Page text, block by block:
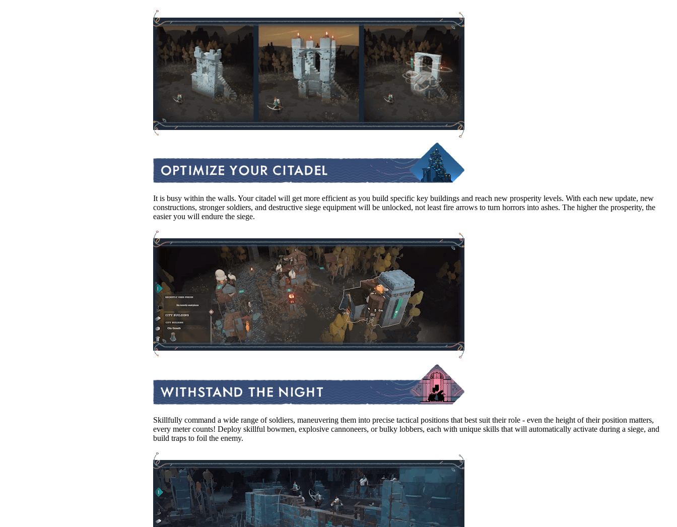
It is busy within the walls. Your citadel will get more efficient as you build specific key buildings and reach new prosperity levels. With each new update, new
constructions, stronger soldiers, and destructive siege equipment will be unlocked, not least fire arrows to turn horrors into ashes. The higher the prosperity, the
easier you will endure the siege.
Skillfully command a wide range of soldiers, maneuvering them into precise tactical positions that best suit their role - even the height of their position matters,
every meter counts! Deploy skillful bowmen, explosive cannoneers, or bulky lobbers, each with unique skills that will automatically activate during a siege, and
build traps to foil the enemy.